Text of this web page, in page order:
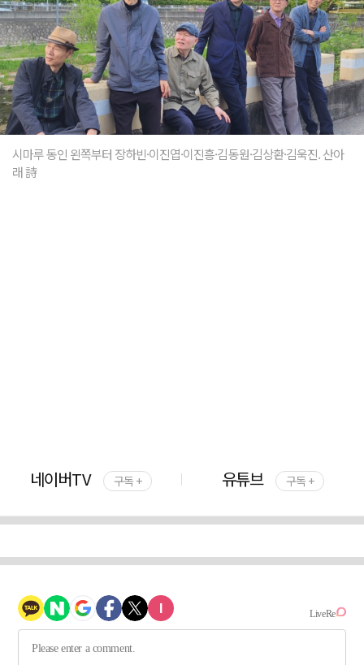
시마루 동인 왼쪽부터 장하빈·이진엽·이진흥·김동원·김상환·김욱진. 산아
래 詩
네이버TV 구독 + 유튜브 구독 +